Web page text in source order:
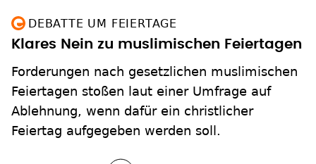
DEBATTE UM FEIERTAGE
Klares Nein zu muslimischen Feiertagen
Forderungen nach gesetzlichen muslimischen
Feiertagen stoßen laut einer Umfrage auf
Ablehnung, wenn dafür ein christlicher
Feiertag aufgegeben werden soll.